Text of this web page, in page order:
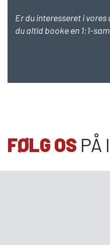
Er du interesseret i
du altid booke en 1:1-
FØLG OS PÅ